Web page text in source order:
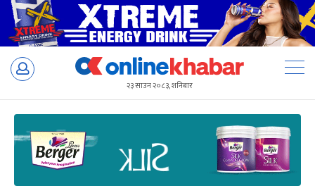
Skip
२३ साउन २०८३, शनिबार